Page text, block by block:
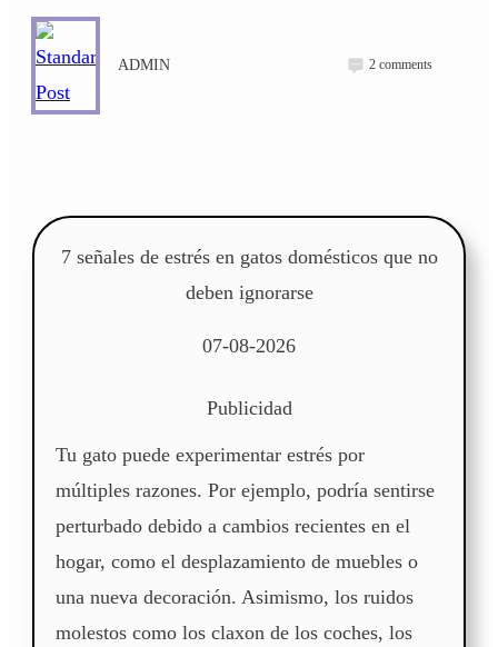
ADMIN 2comments
7 señales de estrés en gatos domésticos que no
deben ignorarse
07-08-2026
Publicidad
Tu gato puede experimentar estrés por
múltiples razones. Por ejemplo, podría sentirse
perturbado debido a cambios recientes en el
hogar, como el desplazamiento de muebles o
una nueva decoración. Asimismo, los ruidos
molestos como los claxon de los coches, los